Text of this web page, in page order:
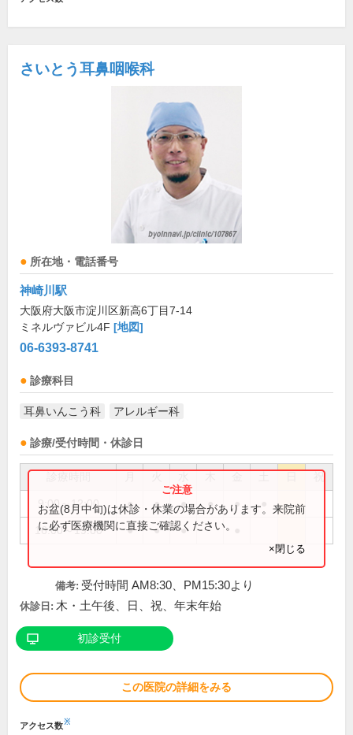
さいとう耳鼻咽喉科
所在地・電話番号
神崎川駅
大阪府大阪市淀川区新高6丁目7-14
ミネルヴァビル4F [地図]
06-6393-8741
診療科目
耳鼻いんこう科 アレルギー科
診療/受付時間・休診日
祝
9:00～12:00 ● ● ● ● ●
16:00～19:00 ● ● ●
お盆(8月中旬)は休診・休業の場合があります。来院前
に必ず医療機関に直接ご確認ください。
×閉じる
備考: 受付時間 AM8:30、PM15:30より
休診日: 木・土午後、日、祝、年末年始
初診受付
この医院の詳細をみる
アクセス数※